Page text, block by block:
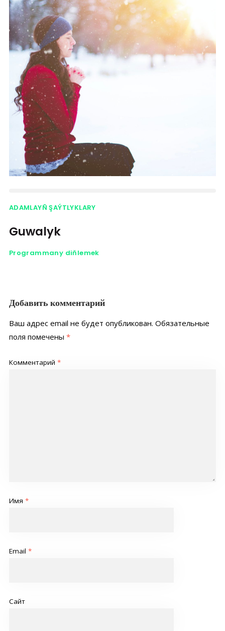
ADAMLAYÑ ŞAÝTLYKLARY
Guwalyk
Programmany diňlemek
Добавить комментарий
Ваш адрес email не будет опубликован. Обязательные
поля помечены *
Комментарий *
Имя *
Email *
Сайт